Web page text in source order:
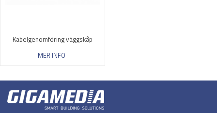
Kabelgenomföring väggskåp
MER INFO